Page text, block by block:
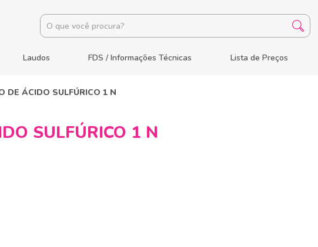
Laudos FDS / Informações Técnicas Lista de Preços
DE ÁCIDO SULFÚRICO 1 N
SULFÚRICO 1 N